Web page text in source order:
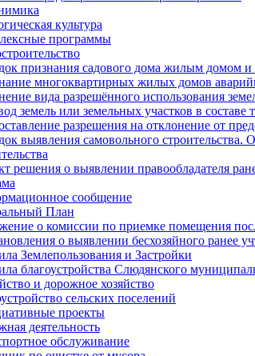
культура
программы
признания садового дома жилым домом
многоквартирных жилых домов
вида разрешённого использования
земель или земельных участков в составе
разрешения на отклонение от
выявления самовольного
решения о выявлении правообладателя
сообщение
План
о комиссии по приемке помещения
о выявлении бесхозяйного ранее
Землепользования и Застройки
благоустройства Слюдянского
и дорожное хозяйство
сельских поселений
проекты
деятельность
обслуживание